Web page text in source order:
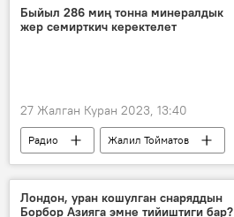
окуучулар
Быйыл 286 миң тонна минералдык
жер семирткич керектелет
27 Жалган Куран 2023, 13:40
Радио
Жалил Тойматов
айыл чарба
жер семирткич
Лондон, уран кошулган снаряддын
Борбор Азияга эмне тийиштиги бар?